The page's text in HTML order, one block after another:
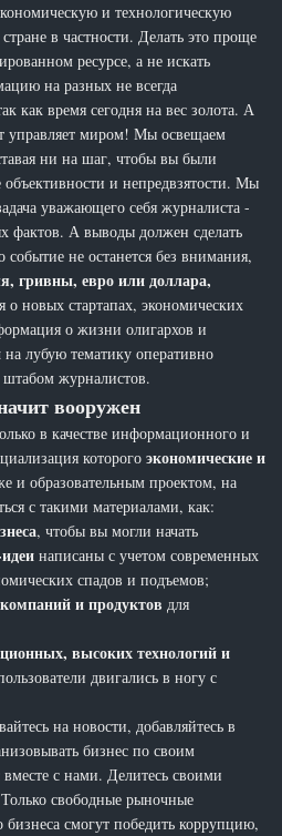
и технологическую
в частности. Делать это проще
ресурсе, а не искать
на разных не всегда
как время сегодня на вес золота. А
управляет миром! Мы освещаем
ни на шаг, чтобы вы были
и непредвзятости. Мы
уважающего себя журналиста -
фактов. А выводы должен сделать
не останется без внимания,
гривны, евро или доллара,
о новых стартапах, экономических
о жизни олигархов и
на лубую тематику оперативно
штабом журналистов.
вооружен
в качестве информационного и
которогоэкономические и
и образовательным проектом, на
с такими материалами, как:
, чтобы вы могли начать
написаны с учетом современных
спадов и подъемов;
и продуктов для
высоких технологий и
двигались в ногу с
на новости, добавляйтесь в
бизнес по своим
с нами. Делитесь своими
свободные рыночные
смогут победить коррупцию,